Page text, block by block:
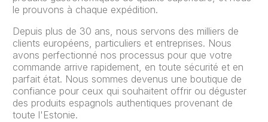
le prouvons à chaque expédition.
Depuis plus de 30 ans, nous servons des milliers de
clients européens, particuliers et entreprises. Nous
avons perfectionné nos processus pour que votre
commande arrive rapidement, en toute sécurité et en
parfait état. Nous sommes devenus une boutique de
confiance pour ceux qui souhaitent offrir ou déguster
des produits espagnols authentiques provenant de
toute l'Estonie.